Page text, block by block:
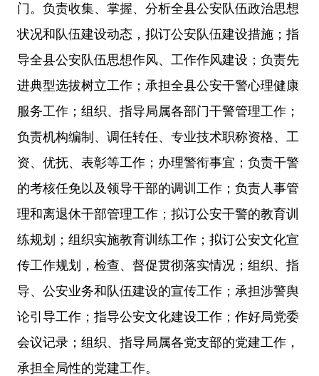
门。负责收集、掌握、分析全县公安队伍政治思想
状况和队伍建设动态，拟订公安队伍建设措施；指
导全县公安队伍思想作风、工作作风建设；负责先
进典型选拔树立工作；承担全县公安干警心理健康
服务工作；组织、指导局属各部门干警管理工作；
负责机构编制、调任转任、专业技术职称资格、工
资、优抚、表彰等工作；办理警衔事宜；负责干警
的考核任免以及领导干部的调训工作；负责人事管
理和离退休干部管理工作；拟订公安干警的教育训
练规划；组织实施教育训练工作；拟订公安文化宣
传工作规划，检查、督促贯彻落实情况；组织、指
导、公安业务和队伍建设的宣传工作；承担涉警舆
论引导工作；指导公安文化建设工作；作好局党委
会议记录；组织、指导局属各党支部的党建工作，
承担全局性的党建工作。